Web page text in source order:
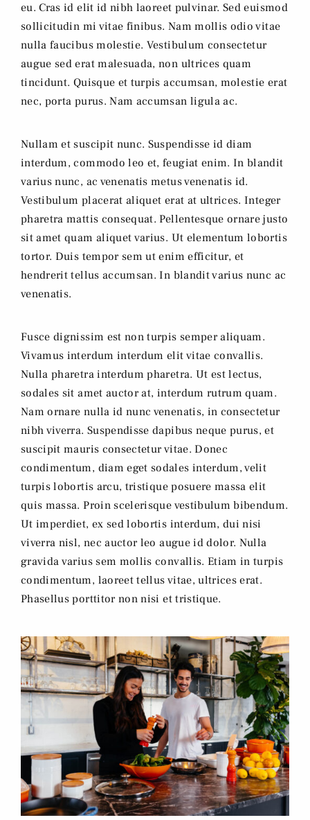
eu. Cras id elit id nibh laoreet pulvinar. Sed euismod
sollicitudin mi vitae finibus. Nam mollis odio vitae
nulla faucibus molestie. Vestibulum consectetur
augue sed erat malesuada, non ultrices quam
tincidunt. Quisque et turpis accumsan, molestie erat
nec, porta purus. Nam accumsan ligula ac.
Nullam et suscipit nunc. Suspendisse id diam
interdum, commodo leo et, feugiat enim. In blandit
varius nunc, ac venenatis metus venenatis id.
Vestibulum placerat aliquet erat at ultrices. Integer
pharetra mattis consequat. Pellentesque ornare justo
sit amet quam aliquet varius. Ut elementum lobortis
tortor. Duis tempor sem ut enim efficitur, et
hendrerit tellus accumsan. In blandit varius nunc ac
venenatis.
Fusce dignissim est non turpis semper aliquam.
Vivamus interdum interdum elit vitae convallis.
Nulla pharetra interdum pharetra. Ut est lectus,
sodales sit amet auctor at, interdum rutrum quam.
Nam ornare nulla id nunc venenatis, in consectetur
nibh viverra. Suspendisse dapibus neque purus, et
suscipit mauris consectetur vitae. Donec
condimentum, diam eget sodales interdum, velit
turpis lobortis arcu, tristique posuere massa elit
quis massa. Proin scelerisque vestibulum bibendum.
Ut imperdiet, ex sed lobortis interdum, dui nisi
viverra nisl, nec auctor leo augue id dolor. Nulla
gravida varius sem mollis convallis. Etiam in turpis
condimentum, laoreet tellus vitae, ultrices erat.
Phasellus porttitor non nisi et tristique.